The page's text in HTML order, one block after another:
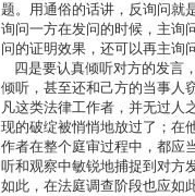
题。用通俗的话讲，反询问就
询问一方在发问的时候，主询
问的证明效果，还可以再主询
四是要认真倾听对方的发言
倾听，甚至还和己方的当事人
凡这类法律工作者，并无过人
现的破绽被悄悄地放过了；在
作者在整个庭审过程中，都应
听和观察中敏锐地捕捉到对方
如此，在法庭调查阶段也应